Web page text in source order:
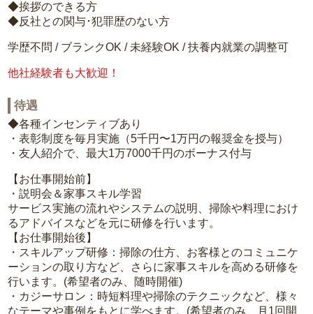
◆挨拶のできる方
◆反社との関与･犯罪歴のない方
学歴不問 / ブランクOK / 未経験OK / 扶養内就業の調整可
他社経験者も大歓迎！
待遇
◆各種インセンティブあり
・表彰制度を毎月実施（5千円〜1万円の報奨金を授与）
・友人紹介で、最大1万7000千円のボーナス付与
【お仕事開始前】
・説明会＆家事スキル学習
サービス実施の流れやシステムの説明、掃除や料理におけ
るアドバイスなどを元に研修を行います。
【お仕事開始後】
・スキルアップ研修：掃除の仕方、お客様とのコミュニケ
ーションの取り方など、さらに家事スキルを高める研修を
行います。(希望者のみ、随時開催)
・カジーサロン：時短料理や掃除のテクニックなど、様々
なテーマや事例をもとに学べます。(希望者のみ、月1回開